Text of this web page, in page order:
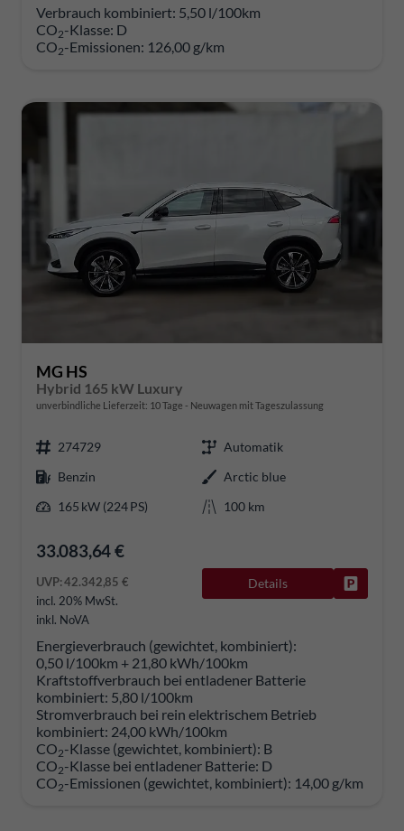
Verbrauch kombiniert: 5,50 l/100km
CO2-Klasse: D
CO2-Emissionen: 126,00 g/km
MG HS
Hybrid 165 kW Luxury
unverbindliche Lieferzeit: 10 Tage Neuwagen mit Tageszulassung
274729
Automatik
Benzin
Arctic blue
165 kW (224 PS)
100 km
33.083,64 €
UVP:42.342,85 €
incl. 20% MwSt.
inkl. NoVA
Details
Energieverbrauch (gewichtet, kombiniert):
0,50 l/100km + 21,80 kWh/100km
Kraftstoffverbrauch bei entladener Batterie
kombiniert: 5,80 l/100km
Stromverbrauch bei rein elektrischem Betrieb
kombiniert: 24,00 kWh/100km
CO2-Klasse (gewichtet, kombiniert): B
CO2-Klasse bei entladener Batterie: D
CO2-Emissionen (gewichtet, kombiniert): 14,00 g/km